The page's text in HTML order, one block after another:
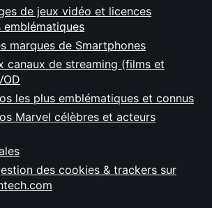
de jeux vidéo et licences
marques de Smartphones
canaux de streaming (films et
les plus emblématiques et connus
Marvel célèbres et acteurs
des cookies & trackers sur